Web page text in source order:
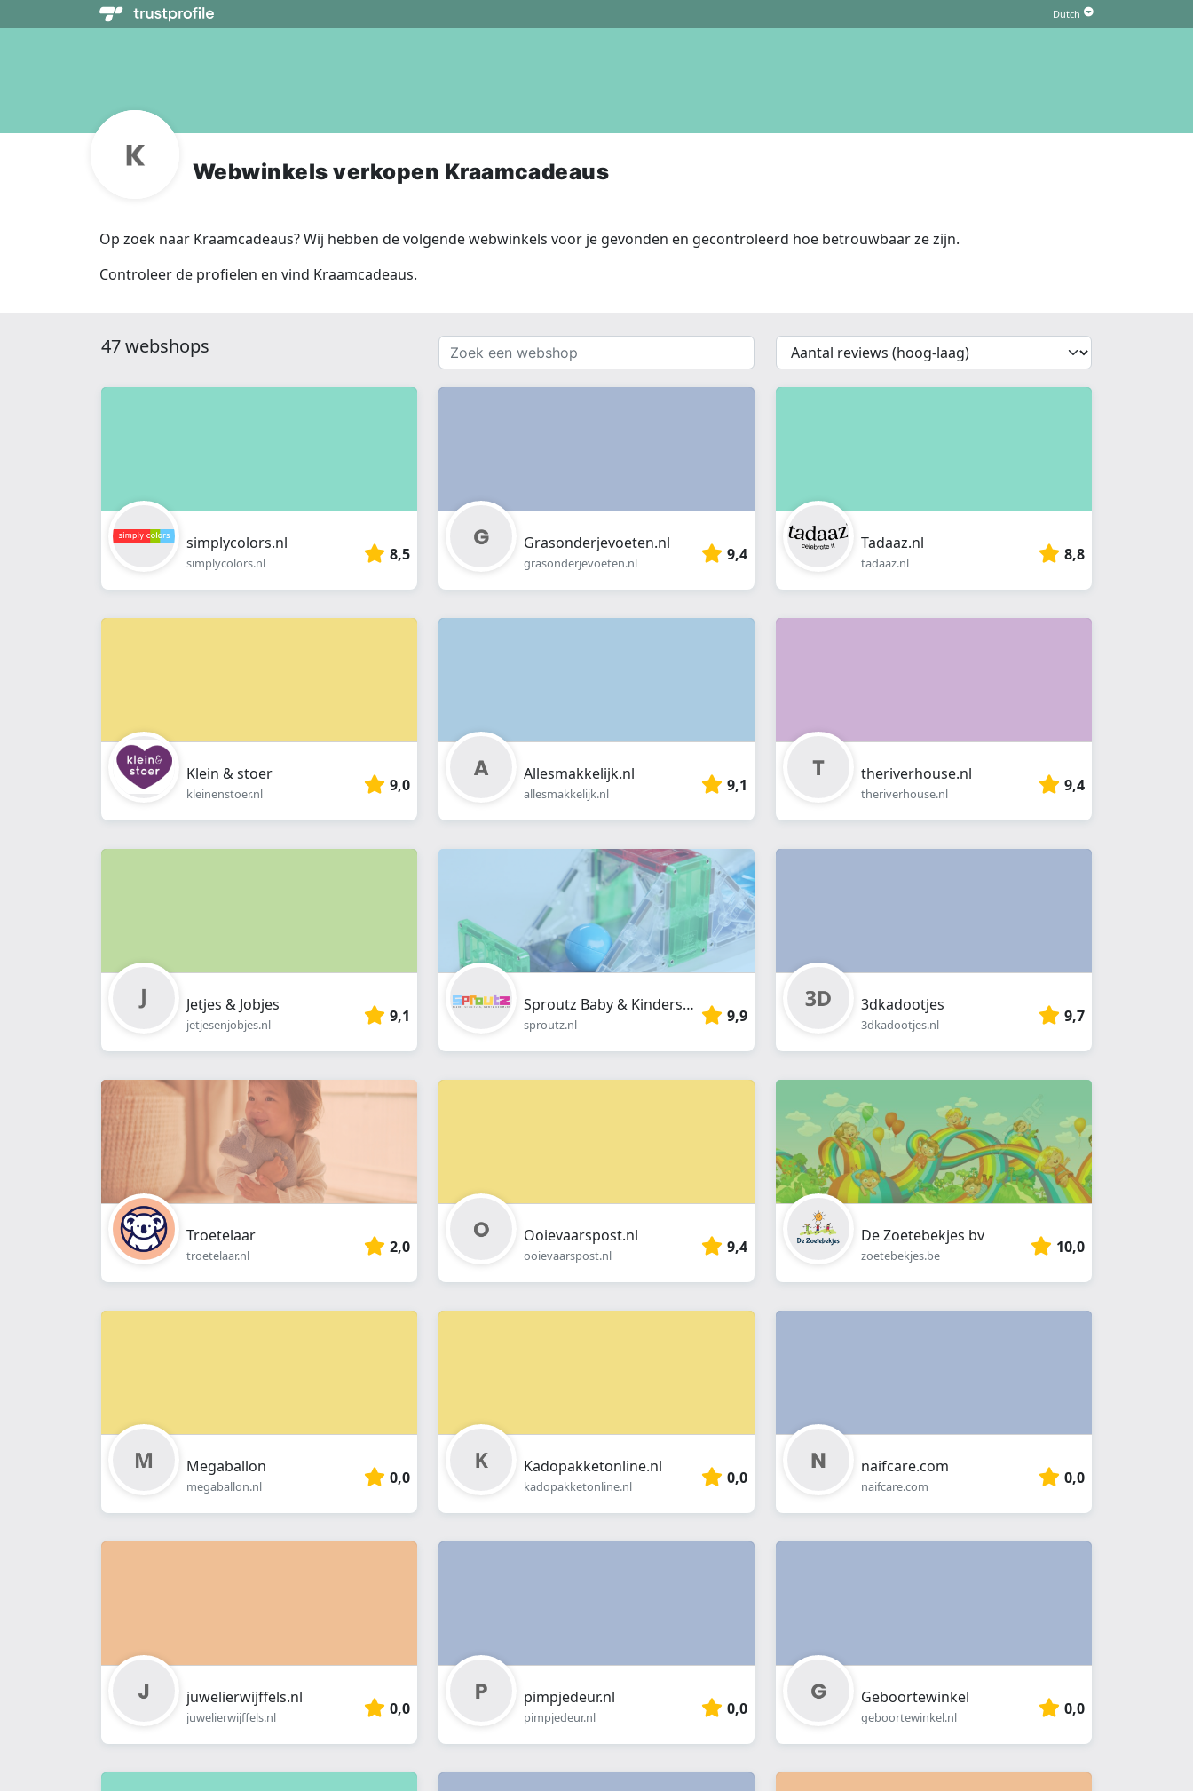
Webwinkels verkopen Kraamcadeaus
Op zoek naar Kraamcadeaus? Wij hebben de volgende webwinkels voor je gevonden en gecontroleerd hoe betrouwbaar ze zijn.
Controleer de profielen en vind Kraamcadeaus.
47 webshops
Zoek
een
webshop
{{
__('Sort')
}}
simplycolors.nl
simplycolors.nl 8,5
Grasonderjevoeten.nl
grasonderjevoeten.nl 9,4
Tadaaz.nl
tadaaz.nl 8,8
Klein & stoer
kleinenstoer.nl 9,0
Allesmakkelijk.nl
allesmakkelijk.nl 9,1
theriverhouse.nl
theriverhouse.nl 9,4
Jetjes & Jobjes
jetjesenjobjes.nl 9,1
Sproutz Baby & Kinderspeelgoed
sproutz.nl 9,9
3dkadootjes
3dkadootjes.nl 9,7
Troetelaar
troetelaar.nl 2,0
Ooievaarspost.nl
ooievaarspost.nl 9,4
De Zoetebekjes bv
zoetebekjes.be 10,0
Megaballon
megaballon.nl 0,0
Kadopakketonline.nl
kadopakketonline.nl 0,0
naifcare.com
naifcare.com 0,0
juwelierwijffels.nl
juwelierwijffels.nl 0,0
pimpjedeur.nl
pimpjedeur.nl 0,0
Geboortewinkel
geboortewinkel.nl 0,0